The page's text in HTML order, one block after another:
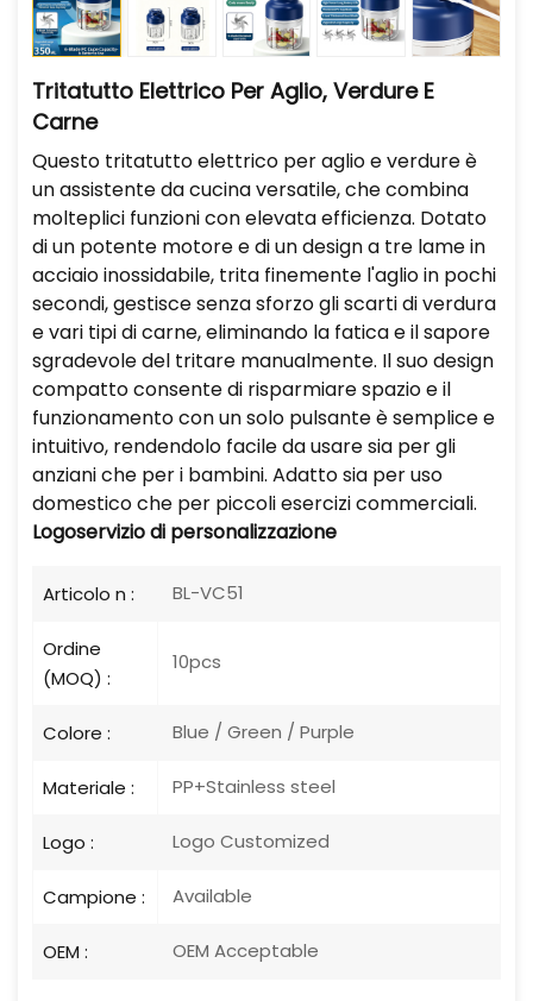
Tritatutto Elettrico Per Aglio, Verdure E
Carne
Questo tritatutto elettrico per aglio e verdure è
un assistente da cucina versatile, che combina
molteplici funzioni con elevata efficienza. Dotato
di un potente motore e di un design a tre lame in
acciaio inossidabile, trita finemente l'aglio in pochi
secondi, gestisce senza sforzo gli scarti di verdura
e vari tipi di carne, eliminando la fatica e il sapore
sgradevole del tritare manualmente. Il suo design
compatto consente di risparmiare spazio e il
funzionamento con un solo pulsante è semplice e
intuitivo, rendendolo facile da usare sia per gli
anziani che per i bambini. Adatto sia per uso
domestico che per piccoli esercizi commerciali.
Logoservizio di personalizzazione
Articolo n : BL-VC51
Ordine
(MOQ) :
10pcs
Colore : Blue / Green / Purple
Materiale : PP+Stainless steel
Logo : Logo Customized
Campione : Available
OEM : OEM Acceptable